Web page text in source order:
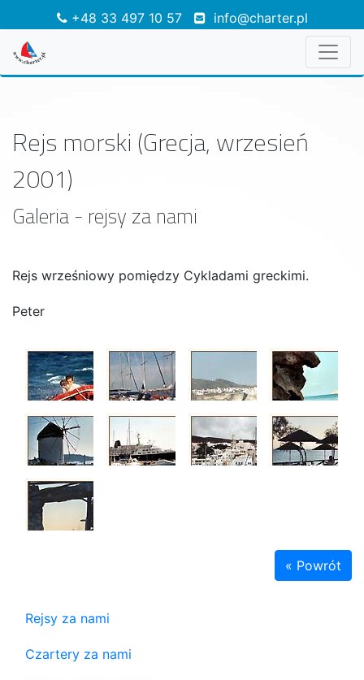
+48 33 497 10 57 info@charter.pl
Rejs morski (Grecja, wrzesień
2001)
Galeria - rejsy za nami
Rejs wrześniowy pomiędzy Cykladami greckimi.
Peter
« Powrót
Rejsy za nami
Czartery za nami